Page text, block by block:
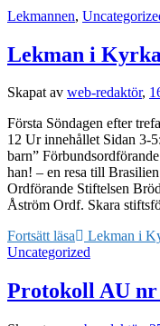
Lekmannen,
Lekman i
Skapat av web-redaktör,
Första Söndagen efter
12 Ur innehållet Sidan 3-
barn”
han! – en resa till
Ordförande Stiftelsen
Åström Ordf. Skara
Fortsätt läsa
Lekman i
Uncategorized
Protokoll AU nr